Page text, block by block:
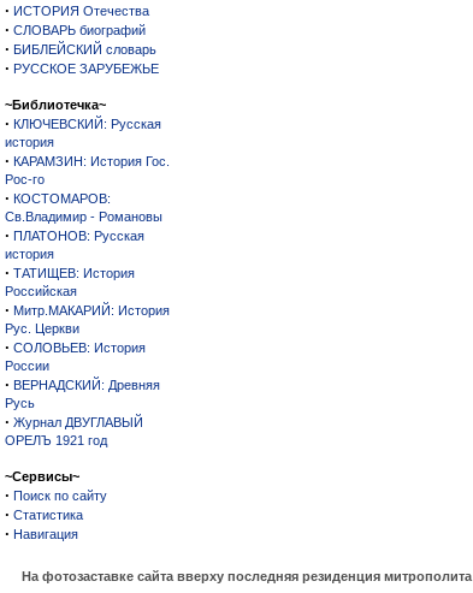
· ИСТОРИЯ Отечества
· СЛОВАРЬ биографий
· БИБЛЕЙСКИЙ словарь
· РУССКОЕ ЗАРУБЕЖЬЕ
~Библиотечка~
· КЛЮЧЕВСКИЙ: Русская
история
· КАРАМЗИН: История Гос.
Рос-го
· КОСТОМАРОВ:
Св.Владимир - Романовы
· ПЛАТОНОВ: Русская
история
· ТАТИЩЕВ: История
Российская
· Митр.МАКАРИЙ: История
Рус. Церкви
· СОЛОВЬЕВ: История
России
· ВЕРНАДСКИЙ: Древняя
Русь
· Журнал ДВУГЛАВЫЙ
ОРЕЛЪ 1921 год
~Сервисы~
· Поиск по сайту
· Статистика
· Навигация
На фотозаставке сайта вверху последняя резиденция